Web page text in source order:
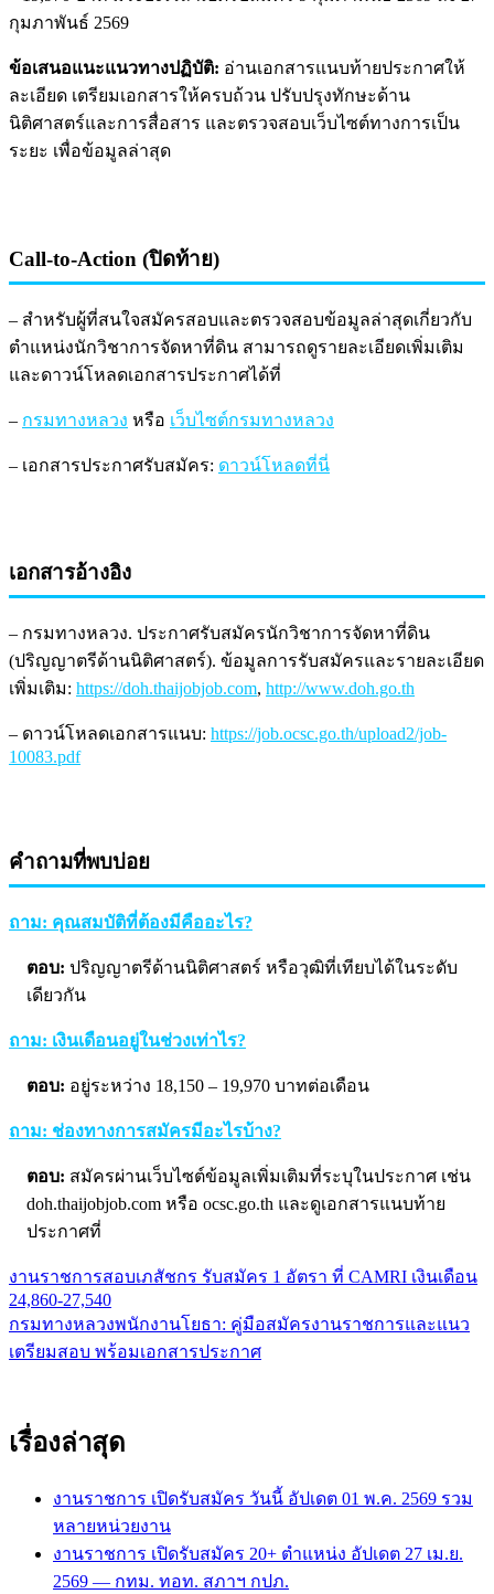
กุมภาพันธ์ 2569
ข้อเสนอแนะแนวทางปฏิบัติ: อ่านเอกสารแนบท้ายประกาศให้
ละเอียด เตรียมเอกสารให้ครบถ้วน ปรับปรุงทักษะด้าน
นิติศาสตร์และการสื่อสาร และตรวจสอบเว็บไซต์ทางการเป็น
ระยะ เพื่อข้อมูลล่าสุด
Call-to-Action (ปิดท้าย)
– สำหรับผู้ที่สนใจสมัครสอบและตรวจสอบข้อมูลล่าสุดเกี่ยวกับ
ตำแหน่งนักวิชาการจัดหาที่ดิน สามารถดูรายละเอียดเพิ่มเติม
และดาวน์โหลดเอกสารประกาศได้ที่
– กรมทางหลวง หรือ เว็บไซต์กรมทางหลวง
– เอกสารประกาศรับสมัคร: ดาวน์โหลดที่นี่
เอกสารอ้างอิง
– กรมทางหลวง. ประกาศรับสมัครนักวิชาการจัดหาที่ดิน
(ปริญญาตรีด้านนิติศาสตร์). ข้อมูลการรับสมัครและรายละเอียด
เพิ่มเติม: https://doh.thaijobjob.com, http://www.doh.go.th
– ดาวน์โหลดเอกสารแนบ: https://job.ocsc.go.th/upload2/job-
10083.pdf
คำถามที่พบบ่อย
ถาม: คุณสมบัติที่ต้องมีคืออะไร?
ตอบ: ปริญญาตรีด้านนิติศาสตร์ หรือวุฒิที่เทียบได้ในระดับ
เดียวกัน
ถาม: เงินเดือนอยู่ในช่วงเท่าไร?
ตอบ: อยู่ระหว่าง 18,150 – 19,970 บาทต่อเดือน
ถาม: ช่องทางการสมัครมีอะไรบ้าง?
ตอบ: สมัครผ่านเว็บไซต์ข้อมูลเพิ่มเติมที่ระบุในประกาศ เช่น
doh.thaijobjob.com หรือ ocsc.go.th และดูเอกสารแนบท้าย
ประกาศที่
แนะแนว
เรื่อง
งานราชการสอบเภสัชกร รับสมัคร 1 อัตรา ที่ CAMRI เงินเดือน
24,860-27,540
กรมทางหลวงพนักงานโยธา: คู่มือสมัครงานราชการและแนว
เตรียมสอบ พร้อมเอกสารประกาศ
เรื่องล่าสุด
งานราชการ เปิดรับสมัคร วันนี้ อัปเดต 01 พ.ค. 2569 รวม
หลายหน่วยงาน
งานราชการ เปิดรับสมัคร 20+ ตำแหน่ง อัปเดต 27 เม.ย.
2569 — กทม. ทอท. สภาฯ กปภ.